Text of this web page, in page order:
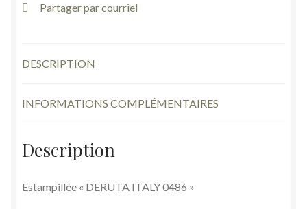
Partager par courriel
DESCRIPTION
INFORMATIONS COMPLÉMENTAIRES
Description
Estampillée « DERUTA ITALY 0486 »